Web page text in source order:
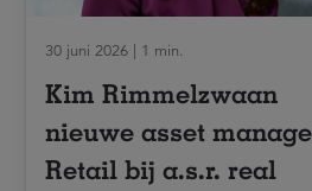
30 juni 2026 | 1 min.
Kim Rimmelzwaan
nieuwe asset
Retail bij a.s.r. real